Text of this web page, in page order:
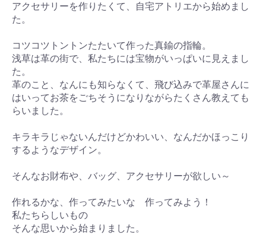
アクセサリーを作りたくて、自宅アトリエから始めまし
た。
コツコツトントンたたいて作った真鍮の指輪。
浅草は革の街で、私たちには宝物がいっぱいに見えまし
た。
革のこと、なんにも知らなくて、飛び込みで革屋さんに
はいってお茶をごちそうになりながらたくさん教えても
らいました。
キラキラじゃないんだけどかわいい、なんだかほっこり
するようなデザイン。
そんなお財布や、バッグ、アクセサリーが欲しい～
作れるかな、作ってみたいな 作ってみよう！
私たちらしいもの
そんな思いから始まりました。